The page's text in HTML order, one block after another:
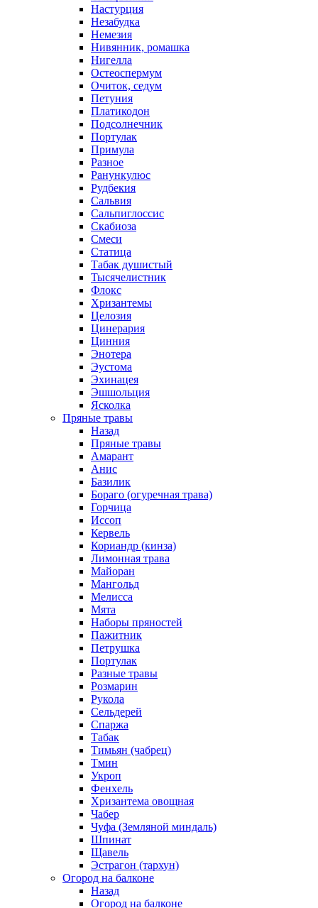
Настурция
Незабудка
Немезия
Нивянник, ромашка
Нигелла
Остеоспермум
Очиток, седум
Петуния
Платикодон
Подсолнечник
Портулак
Примула
Разное
Ранункулюс
Рудбекия
Сальвия
Сальпиглоссис
Скабиоза
Смеси
Статица
Табак душистый
Тысячелистник
Флокс
Хризантемы
Целозия
Цинерария
Цинния
Энотера
Эустома
Эхинацея
Эшшольция
Ясколка
Пряные травы
Назад
Пряные травы
Амарант
Анис
Базилик
Бораго (огуречная трава)
Горчица
Иссоп
Кервель
Кориандр (кинза)
Лимонная трава
Майоран
Мангольд
Мелисса
Мята
Наборы пряностей
Пажитник
Петрушка
Портулак
Разные травы
Розмарин
Рукола
Сельдерей
Спаржа
Табак
Тимьян (чабрец)
Тмин
Укроп
Фенхель
Хризантема овощная
Чабер
Чуфа (Земляной миндаль)
Шпинат
Щавель
Эстрагон (тархун)
Огород на балконе
Назад
Огород на балконе